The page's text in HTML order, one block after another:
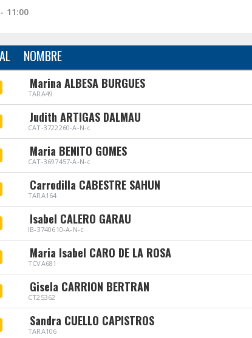
11:00
NOMBRE
Marina ALBESA BURGUES
TARA49
Judith ARTIGAS DALMAU
CAT-3722260-A-N-c
Maria BENITO GOMES
CAT-3697457-A-N-c
Carrodilla CABESTRE SAHUN
TARA164
Isabel CALERO GARAU
IB-3740610-A-N-c
Maria Isabel CARO DE LA ROSA
TCVA681
Gisela CARRION BERTRAN
CT25362
Sandra CUELLO CAPISTROS
TARA106